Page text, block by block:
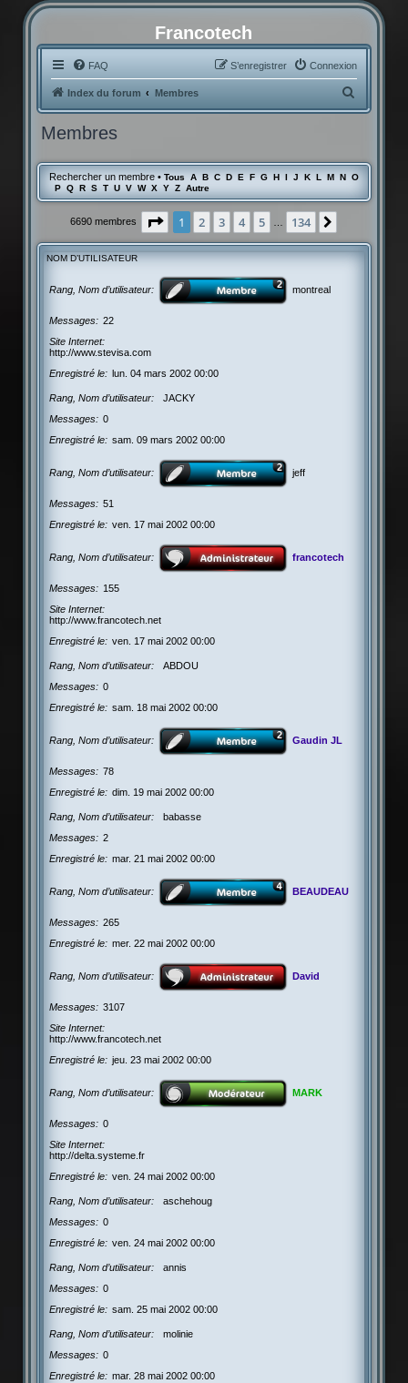
Francotech
FAQ Connexion
S’enregistrer
Index du forum Membres
e
e
r
h
Membres
Rechercher un membre• Tous A B C D E F G H J K L M N
O
P Q R S T U V W X Y Z Autre
6690 membres Page 1sur134
1 2 3 4 5 … 134
NOM D’UTILISATEUR
Rang, Nom d’utilisateur montreal
Messages
22
Site Internet
http://www.stevisa.com
Enregistré le
lun. 04 mars 2002 00:00
Rang, Nom d’utilisateur
JACKY
Messages
0
Enregistré le
sam. 09 mars 2002 00:00
Rang, Nom d’utilisateur jeff
Messages
51
Enregistré le
ven. 17 mai 2002 00:00
Rang, Nom d’utilisateur francotech
Messages
155
Site Internet
http://www.francotech.net
Enregistré le
ven. 17 mai 2002 00:00
Rang, Nom d’utilisateur
ABDOU
Messages
0
Enregistré le
sam. 18 mai 2002 00:00
Rang, Nom d’utilisateur Gaudin JL
Messages
78
Enregistré le
dim. 19 mai 2002 00:00
Rang, Nom d’utilisateur
babasse
Messages
2
Enregistré le
mar. 21 mai 2002 00:00
Rang, Nom d’utilisateur BEAUDEAU
Messages
265
Enregistré le
mer. 22 mai 2002 00:00
Rang, Nom d’utilisateur David
Messages
3107
Site Internet
http://www.francotech.net
Enregistré le
jeu. 23 mai 2002 00:00
Rang, Nom d’utilisateur MARK
Messages
0
Site Internet
http://delta.systeme.fr
Enregistré le
ven. 24 mai 2002 00:00
Rang, Nom d’utilisateur
aschehoug
Messages
0
Enregistré le
ven. 24 mai 2002 00:00
Rang, Nom d’utilisateur
annis
Messages
0
Enregistré le
sam. 25 mai 2002 00:00
Rang, Nom d’utilisateur
molinie
Messages
0
Enregistré le
mar. 28 mai 2002 00:00